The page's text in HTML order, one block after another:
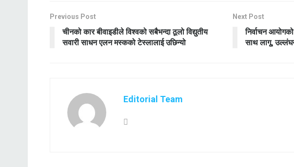
Previous Post
चीनको कार बीवाइडीले विश्वको सबैभन्दा ठूलो विद्युतीय
सवारी साधन एलन मस्कको टेस्लालाई उछिन्यो
Next Post
निर्वाचन
साथ लागू,
Editorial Team